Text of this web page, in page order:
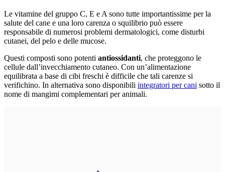
Le vitamine del gruppo C, E e A sono tutte importantissime per la
salute del cane e una loro carenza o squilibrio può essere
responsabile di numerosi problemi dermatologici, come disturbi
cutanei, del pelo e delle mucose.
Questi composti sono potenti antiossidanti, che proteggono le
cellule dall’invecchiamento cutaneo. Con un’alimentazione
equilibrata a base di cibi freschi è difficile che tali carenze si
verifichino. In alternativa sono disponibili integratori per cani sotto il
nome di mangimi complementari per animali.